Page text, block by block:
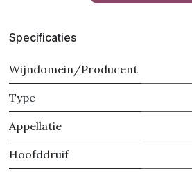
Specificaties
Wijndomein/Producent
Type
Appellatie
Hoofddruif